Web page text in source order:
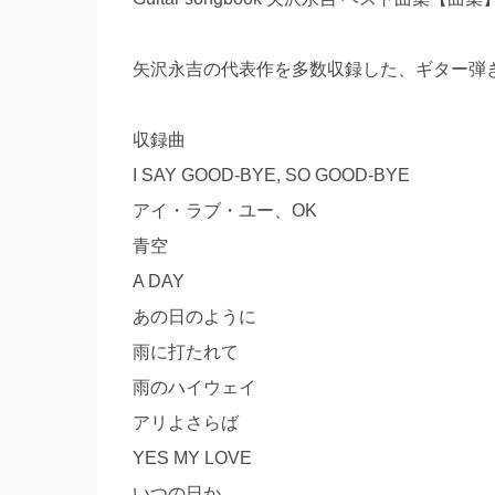
矢沢永吉の代表作を多数収録した、ギター弾
収録曲
I SAY GOOD-BYE, SO GOOD-BYE
アイ・ラブ・ユー、OK
青空
A DAY
あの日のように
雨に打たれて
雨のハイウェイ
アリよさらば
YES MY LOVE